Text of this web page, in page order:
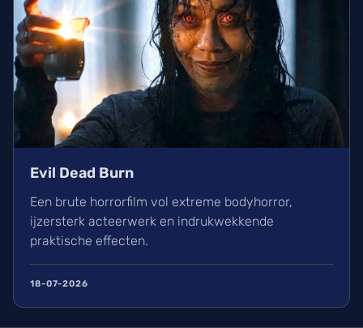
Evil Dead Burn
Een brute horrorfilm vol extreme bodyhorror,
ijzersterk acteerwerk en indrukwekkende
praktische effecten.
18-07-2026